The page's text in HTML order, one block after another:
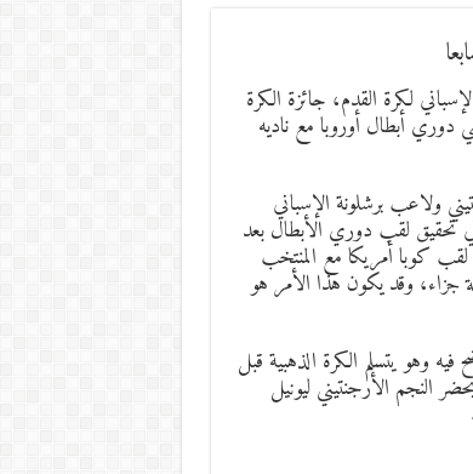
لكرة القدم، جائزة الكرة
الرابعة في مسيرته، وجاء ذلك بعد ان حقق في سنة 2016 لقبي دوري أبطال أوروبا مع ناديه
الأرجنتيني ولاعب برشلونة الإسباني
تحقيق لقب دوري الأبطال بعد
لقب كوبا أمريكا مع المنتخب
جزاء، وقد يكون هذا الأمر هو
وهو يتسلم الكرة الذهبية قبل
النجم الأرجنتيني ليونيل